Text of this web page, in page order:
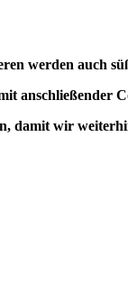
werden auch
anschließender
damit wir